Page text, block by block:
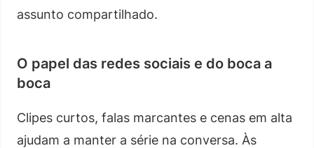
assunto compartilhado.
O papel das redes sociais e do boca a
boca
Clipes curtos, falas marcantes e cenas em alta
ajudam a manter a série na conversa. Às